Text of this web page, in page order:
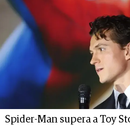
Spider-Man supera a Toy